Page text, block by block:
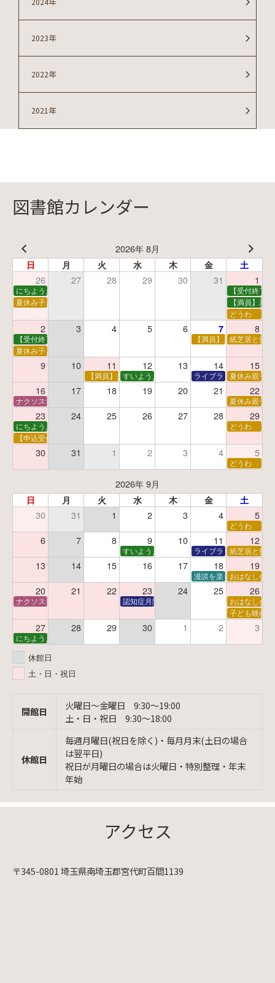
2023年
2022年
2021年
図書館カレンダー
2026年 8月
日 月 火 水 木 金 土
26 27 28 29 30 31 1
にちようえほん
【受付終了
夏休み子ども映画会
【満員】夏
どうわ
2 3 4 5 6 7 8
【受付終了】親子で挑戦！調べ学習ワークショップ 【満員】夏休み科学あ
紙芝居と折
夏休み子ども平和映画会
9 10 11 12 13 14 15
【満員】夏休みおはなし工作会
すいようえほん ライブラリーシアター
夏休み親子
16 17 18 19 20 21 22
ナクソス音楽会 第5回 NHK交響楽団創立100年 夏休み親子
23 24 25 26 27 28 29
にちようえほん
どうわ
【申込受付中】ゆうべのこわ～いおはなし会
30 31 1 2 3 4 5
どうわ
2026年 9月
日 月 火 水 木 金 土
30 31 1 2 3 4 5
どうわ
6 7 8 9 10 11 12
すいようえほん ライブラリーシアター
紙芝居と折
13 14 15 16 17 18 19
漫談を楽しむ会 ～漫談
おはなし会
20 21 22 23 24 25 26
ナクソス音楽会 第6回 宇宙を感じるクラシック認知症月間 特別映画会「調査屋マオさんの恋
おはなし会
子ども映画会
27 28 29 30 1 2 3
にちようえほん
休館日
土・日・祝日
開館日
火曜日〜金曜日 9:30〜19:00
土・日・祝日 9:30〜18:00
休館日
毎週月曜日(祝日を除く)・毎月月末(土日の場合
は翌平日)
祝日が月曜日の場合は火曜日・特別整理・年末
年始
アクセス
〒345-0801 埼玉県南埼玉郡宮代町百間1139